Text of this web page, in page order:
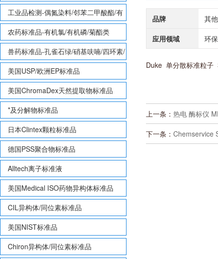
酸甲酯等
工业品检测-偶氮染料/邻苯二甲酸酯/有
机锡/多溴联苯/多溴联苯醚/多氯联苯
农药标准品-有机氯/有机磷/菊酯类
兽药标准品-孔雀石绿/硝基呋喃/四环素/
磺胺等
美国USP/欧洲EP标准品
美国ChromaDex天然提取物标准品
*及分解物标准品
日本Clintex颗粒标准品
德国PSS聚合物标准品
Alltech离子标准液
美国Medical ISO药物异构体标准品
CIL异构体/同位素标准品
美国NIST标准品
Chiron异构体/同位素标准品
品牌 其
应用领域 环
Duke 单分散标准粒子
上一条： 热电 酶标仪
下一条： Chemservice